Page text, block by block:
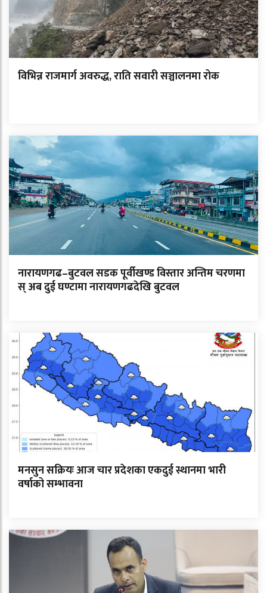
विभिन्न राजमार्ग अवरुद्ध, राति सवारी सञ्चालनमा रोक
नारायणगढ–बुटवल सडक पूर्वीखण्ड विस्तार अन्तिम चरणमा
स् अब दुई घण्टामा नारायणगढदेखि बुटवल
मनसुन सक्रियः आज चार प्रदेशका एकदुई स्थानमा भारी
वर्षाको सम्भावना